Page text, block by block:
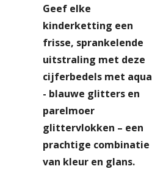
Geef elke
kinderketting een
frisse, sprankelende
uitstraling met deze
cijferbedels met aqua
- blauwe glitters en
parelmoer
glittervlokken – een
prachtige combinatie
van kleur en glans.